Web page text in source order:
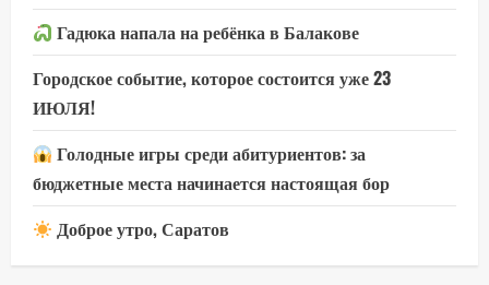
Гадюка напала на ребёнка в Балакове
Городское событие, которое состоится уже 23
ИЮЛЯ!
Голодные игры среди абитуриентов: за
бюджетные места начинается настоящая бор
Доброе утро, Саратов